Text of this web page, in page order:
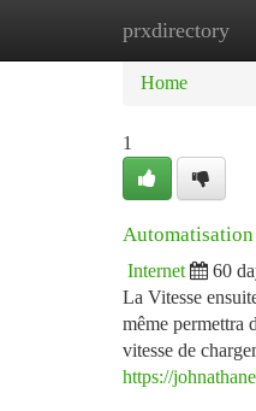
prxdirectory
Home
Home
1
Internet 60
La Vitesse
même permettra
vitesse de
https://